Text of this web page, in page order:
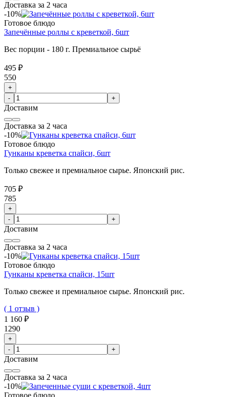
Доставка за 2 часа
-10%
Готовое блюдо
Запечённые роллы с креветкой, 6шт
Вес порции - 180 г. Премиальное сырьё
495 ₽
550
+
-
+
Доставим
Доставка за 2 часа
-10%
Готовое блюдо
Гунканы креветка спайси, 6шт
Только свежее и премиальное сырье. Японский рис.
705 ₽
785
+
-
+
Доставим
Доставка за 2 часа
-10%
Готовое блюдо
Гунканы креветка спайси, 15шт
Только свежее и премиальное сырье. Японский рис.
( 1 отзыв )
1 160 ₽
1290
+
-
+
Доставим
Доставка за 2 часа
-10%